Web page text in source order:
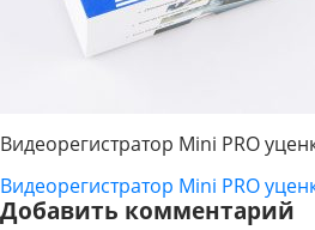
Видеорегистратор Mini PRO
НАВИГАЦИЯ
Видеорегистратор Mini PRO
Добавить комментарий